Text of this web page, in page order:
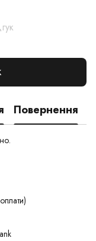
Повернення